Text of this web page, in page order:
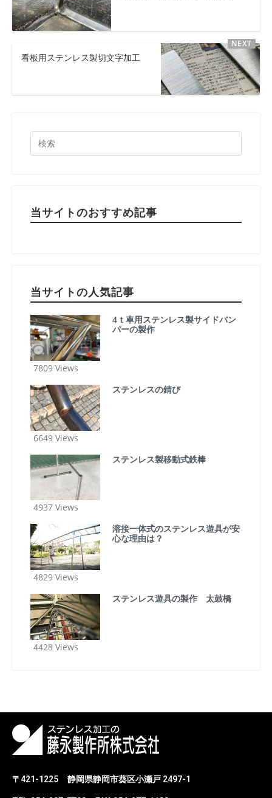
看板用ステンレス製切文字加工
当サイトのおすすめ記事
当サイトの人気記事
4ｔ車用ステンレス製サイドバン
パーの製作
7809 Views
ステンレスの錆び
6649 Views
ステンレス製移動式鉄棒
4937 Views
溶接一体式のステンレス遊具が安
心な理由は？
4829 Views
ステンレス遊具の製作 太鼓橋
4428 Views
〒421-1225 静岡県静岡市葵区小瀬戸 2497-1